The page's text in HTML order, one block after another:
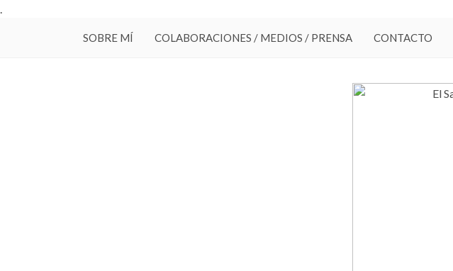
.
SOBRE MÍ COLABORACIONES / MEDIOS / PRENSA CONTACTO